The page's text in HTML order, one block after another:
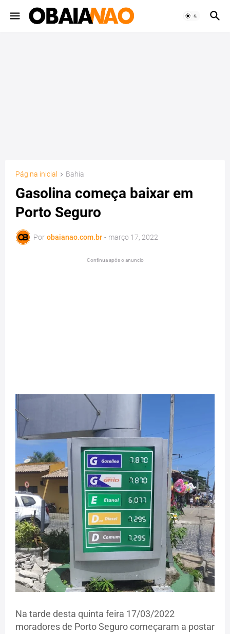
Página inicial Bahia
Gasolina começa baixar em
Porto Seguro
Por obaianao.com.br - março 17, 2022
Continua após o anuncio
Na tarde desta quinta feira 17/03/2022
moradores de Porto Seguro começaram a postar